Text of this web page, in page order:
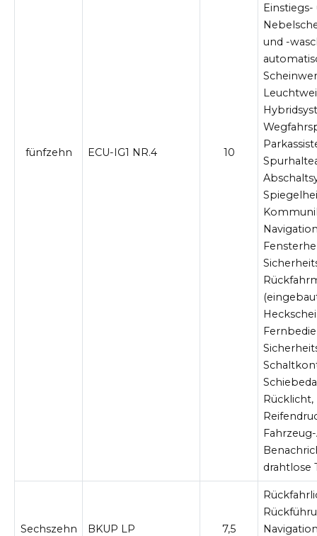
fünfzehn ECU-IG1 NR.4 10
und -
drahtlose
Sechszehn BKUP LP 7,5